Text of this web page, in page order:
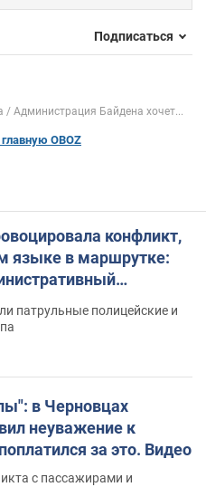
Подписаться
Администрация Байдена хочет...
OBOZ
конфликт,
языке в маршрутке:
патрульные полицейские и
в Черновцах
неуважение к
за это. Видео
с пассажирами и